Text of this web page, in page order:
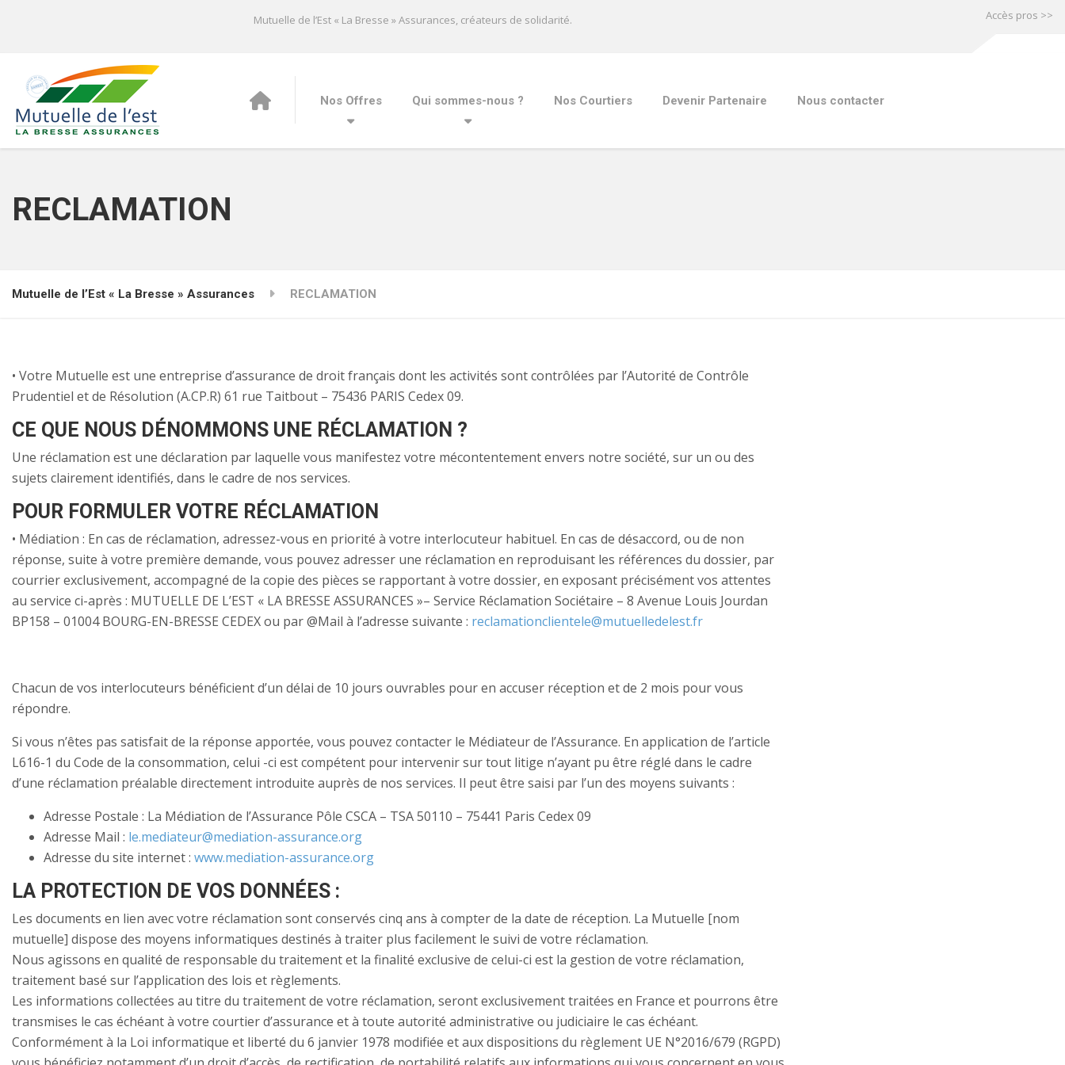
Mutuelle de l’Est « La Bresse » Assurances, créateurs de solidarité. Accès pros >>
Nos Offres Qui sommes-nous ? Nos Courtiers Devenir Partenaire Nous contacter
RECLAMATION
Mutuelle de l’Est « La Bresse » Assurances RECLAMATION
• Votre Mutuelle est une entreprise d’assurance de droit français dont les activités sont contrôlées par l’Autorité de Contrôle
Prudentiel et de Résolution (A.CP.R) 61 rue Taitbout – 75436 PARIS Cedex 09.
CE QUE NOUS DÉNOMMONS UNE RÉCLAMATION ?
Une réclamation est une déclaration par laquelle vous manifestez votre mécontentement envers notre société, sur un ou des
sujets clairement identifiés, dans le cadre de nos services.
POUR FORMULER VOTRE RÉCLAMATION
• Médiation : En cas de réclamation, adressez-vous en priorité à votre interlocuteur habituel. En cas de désaccord, ou de non
réponse, suite à votre première demande, vous pouvez adresser une réclamation en reproduisant les références du dossier, par
courrier exclusivement, accompagné de la copie des pièces se rapportant à votre dossier, en exposant précisément vos attentes
au service ci-après : MUTUELLE DE L’EST « LA BRESSE ASSURANCES »– Service Réclamation Sociétaire – 8 Avenue Louis Jourdan
BP158 – 01004 BOURG-EN-BRESSE CEDEX ou par @Mail à l’adresse suivante : reclamationclientele@mutuelledelest.fr
Chacun de vos interlocuteurs bénéficient d’un délai de 10 jours ouvrables pour en accuser réception et de 2 mois pour vous
répondre.
Si vous n’êtes pas satisfait de la réponse apportée, vous pouvez contacter le Médiateur de l’Assurance. En application de l’article
L616-1 du Code de la consommation, celui -ci est compétent pour intervenir sur tout litige n’ayant pu être réglé dans le cadre
d’une réclamation préalable directement introduite auprès de nos services. Il peut être saisi par l’un des moyens suivants :
Adresse Postale : La Médiation de l’Assurance Pôle CSCA – TSA 50110 – 75441 Paris Cedex 09
Adresse Mail : le.mediateur@mediation-assurance.org
Adresse du site internet : www.mediation-assurance.org
LA PROTECTION DE VOS DONNÉES :
Les documents en lien avec votre réclamation sont conservés cinq ans à compter de la date de réception. La Mutuelle [nom
mutuelle] dispose des moyens informatiques destinés à traiter plus facilement le suivi de votre réclamation.
Nous agissons en qualité de responsable du traitement et la finalité exclusive de celui-ci est la gestion de votre réclamation,
traitement basé sur l’application des lois et règlements.
Les informations collectées au titre du traitement de votre réclamation, seront exclusivement traitées en France et pourrons être
transmises le cas échéant à votre courtier d’assurance et à toute autorité administrative ou judiciaire le cas échéant.
Conformément à la Loi informatique et liberté du 6 janvier 1978 modifiée et aux dispositions du règlement UE N°2016/679 (RGPD)